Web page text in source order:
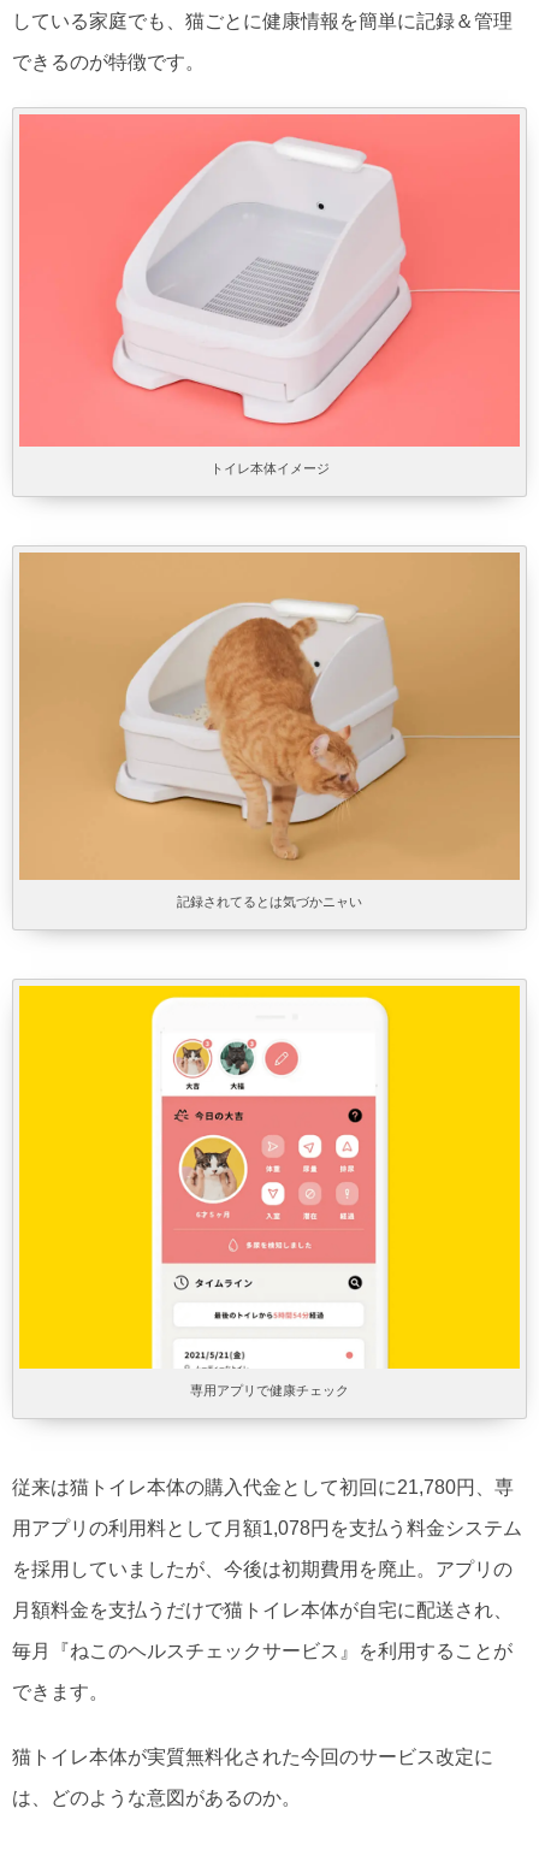
している家庭でも、猫ごとに健康情報を簡単に記録＆管理
できるのが特徴です。
トイレ本体イメージ
記録されてるとは気づかニャい
専用アプリで健康チェック
従来は猫トイレ本体の購入代金として初回に21,780円、専
用アプリの利用料として月額1,078円を支払う料金システム
を採用していましたが、今後は初期費用を廃止。アプリの
月額料金を支払うだけで猫トイレ本体が自宅に配送され、
毎月『ねこのヘルスチェックサービス』を利用することが
できます。
猫トイレ本体が実質無料化された今回のサービス改定に
は、どのような意図があるのか。